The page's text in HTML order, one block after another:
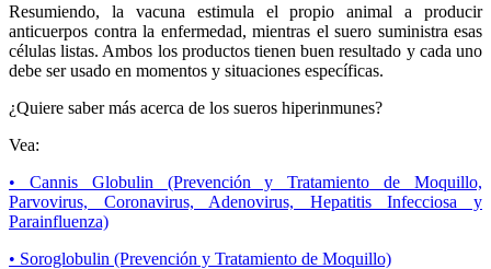
Resumiendo, la vacuna estimula el propio animal a producir
anticuerpos contra la enfermedad, mientras el suero suministra esas
células listas. Ambos los productos tienen buen resultado y cada uno
debe ser usado en momentos y situaciones específicas.
¿Quiere saber más acerca de los sueros hiperinmunes?
Vea:
• Cannis Globulin (Prevención y Tratamiento de Moquillo,
Parvovirus, Coronavirus, Adenovirus, Hepatitis Infecciosa y
Parainfluenza)
• Soroglobulin (Prevención y Tratamiento de Moquillo)